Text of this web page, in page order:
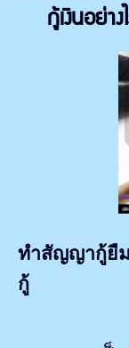
กู้เงินอย่า
ทำสัญญากู้ยืม
กู้